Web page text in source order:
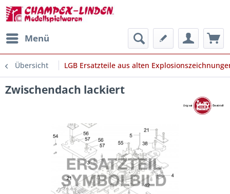
Menü
Übersicht LGB Ersatzteile aus alten
Zwischendach lackiert